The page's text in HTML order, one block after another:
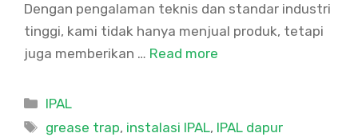
Dengan pengalaman teknis dan standar industri
tinggi, kami tidak hanya menjual produk, tetapi
juga memberikan … Read more
Categories
IPAL
Tags
grease trap, instalasi IPAL, IPAL dapur